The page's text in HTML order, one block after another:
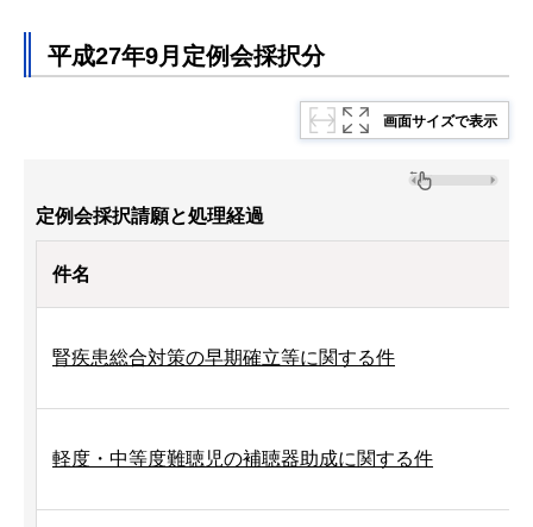
平成27年9月定例会採択分
画面サイズで表示
定例会採択請願と処理経過
件名
腎疾患総合対策の早期確立等に関する件
軽度・中等度難聴児の補聴器助成に関する件